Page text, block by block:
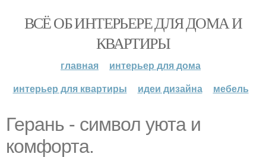
ВСЁ ОБ ИНТЕРЬЕРЕ ДЛЯ ДОМА И
КВАРТИРЫ
главная
интерьер для дома
интерьер для квартиры
идеи дизайна мебель
Герань - символ уюта и
комфорта.